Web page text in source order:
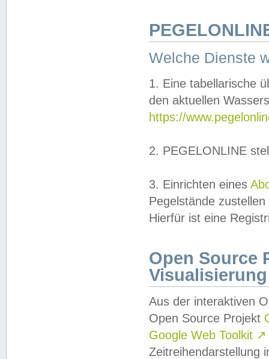
Welche Dienste
1. Eine tabellarische
den aktuellen
https://
2. PEGELONLINE
3. Einrichten eines
Pegelstände
Hierfür ist eine
Open Source
Visualisierung
Aus der interaktiven
Open Source Projekt
Google Web Toolkit ↗
Zeitreihendarstellung